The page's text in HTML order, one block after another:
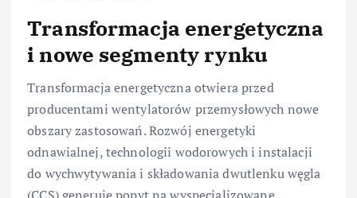
Transformacja energetyczna
i nowe segmenty rynku
Transformacja energetyczna otwiera przed
producentami wentylatorów przemysłowych nowe
obszary zastosowań. Rozwój energetyki
odnawialnej, technologii wodorowych i instalacji
do wychwytywania i składowania dwutlenku węgla